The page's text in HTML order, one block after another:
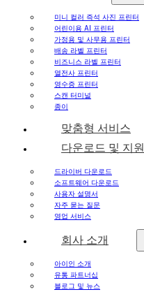
미니 컬러 즉석 사진 프린터
어린이용 AI 프린터
가정용 및 사무용 프린터
배송 라벨 프린터
비즈니스 라벨 프린터
열전사 프린터
영수증 프린터
스캔 터미널
종이
맞춤형 서비스
다운로드 및 지원
드라이버 다운로드
소프트웨어 다운로드
사용자 설명서
자주 묻는 질문
영업 서비스
회사 소개
아이인 소개
유통 파트너십
블로그 및 뉴스